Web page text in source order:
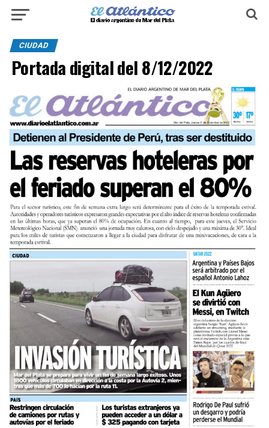
CIUDAD
Portada digital del 8/12/2022